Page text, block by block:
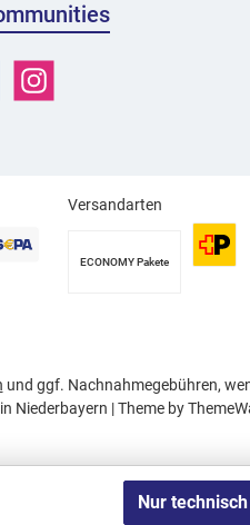
Instagram
Versandarten
ECONOMY Pakete
und ggf. Nachnahmegebühren,
Niederbayern | Theme by
Nur